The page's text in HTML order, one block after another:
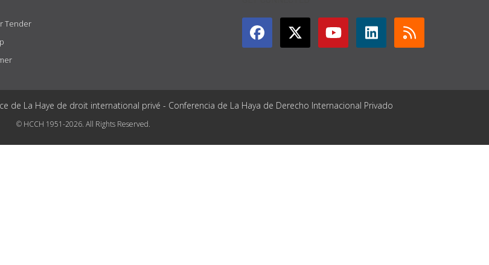
Tender
de La Haye de droit international privé - Conferencia de La Haya de Derecho Internacional Privado
© HCCH 1951-2026. All Rights Reserved.